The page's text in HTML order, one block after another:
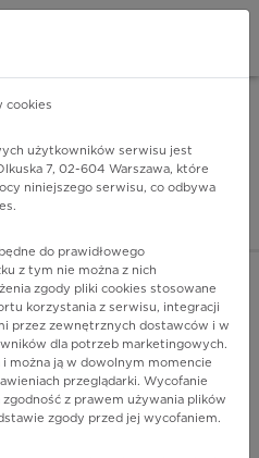
- lider
FILTRY
cookies
użytkowników serwisu jest
7, 02-604 Warszawa, które
niniejszego serwisu, co odbywa
do prawidłowego
z tym nie można z nich
zgody pliki cookies stosowane
korzystania z serwisu, integracji
przez zewnętrznych dostawców i w
dla potrzeb marketingowych.
można ją w dowolnym momencie
przeglądarki. Wycofanie
z prawem używania plików
zgody przed jej wycofaniem.
Play INSTALUJ